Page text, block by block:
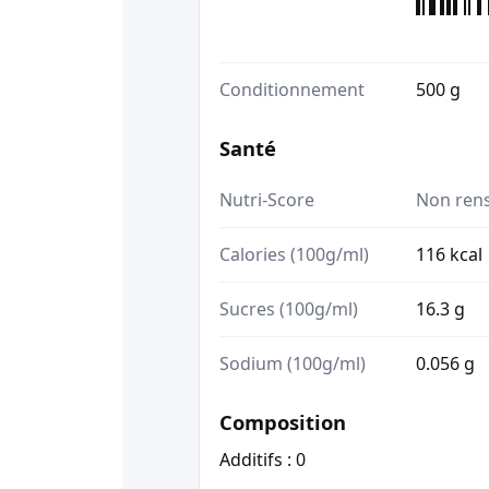
Conditionnement 500 g
Santé
Nutri-Score Non
Calories (100g/ml) 116 kcal
Sucres (100g/ml) 16.3 g
Sodium (100g/ml) 0.056 g
Composition
Additifs : 0